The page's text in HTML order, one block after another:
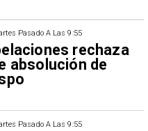
Pasado A Las 9:55
rechaza
absolución de
Pasado A Las 9:55